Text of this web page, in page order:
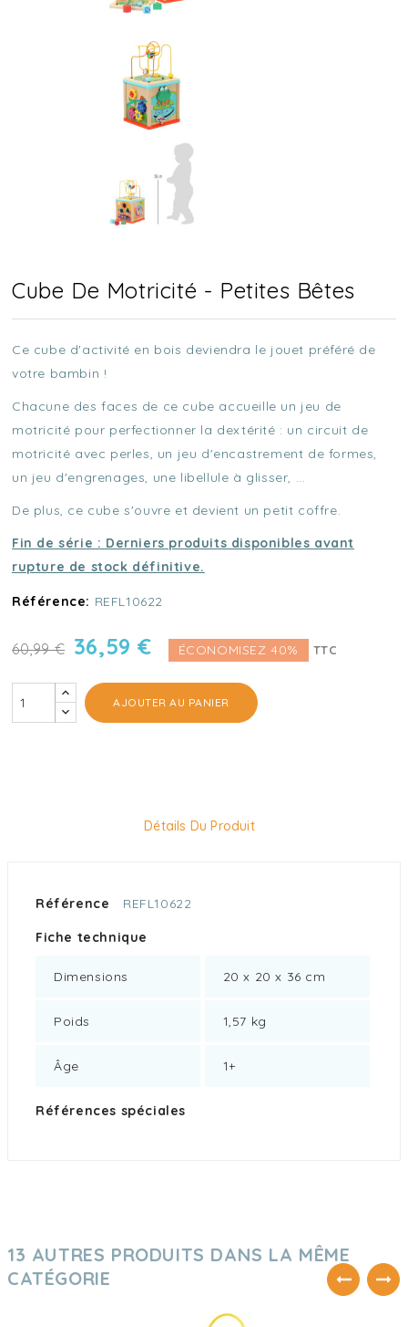
Cube De Motricité - Petites Bêtes
Ce cube d'activité en bois deviendra le jouet préféré de
votre bambin !
Chacune des faces de ce cube accueille un jeu de
motricité pour perfectionner la dextérité : un circuit de
motricité avec perles, un jeu d'encastrement de formes,
un jeu d'engrenages, une libellule à glisser, ...
De plus, ce cube s'ouvre et devient un petit coffre.
Fin de série : Derniers produits disponibles avant
rupture de stock définitive.
Référence: REFL10622
60,99 € 36,59 € ÉCONOMISEZ 40% TTC
AJOUTER AU PANIER
Détails Du Produit
Référence REFL10622
Fiche technique
Dimensions 20 x 20 x 36 cm
Poids 1,57 kg
Âge 1+
Références spéciales
13 AUTRES PRODUITS DANS LA MÊME
CATÉGORIE